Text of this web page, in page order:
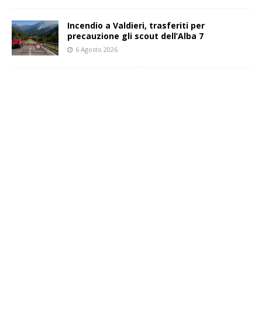
Incendio a Valdieri, trasferiti per
precauzione gli scout dell’Alba 7
6 Agosto 2026